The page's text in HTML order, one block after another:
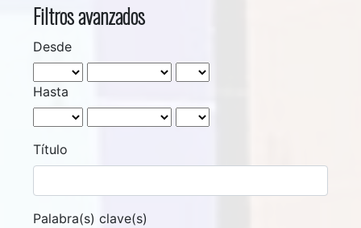
Filtros avanzados
Desde
Hasta
Título
Palabra(s) clave(s)